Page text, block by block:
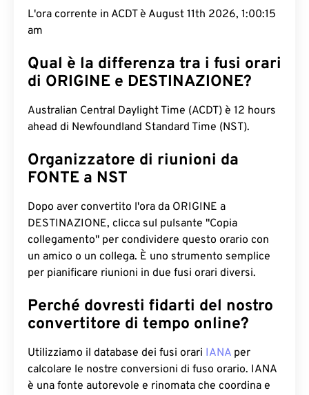
L'ora corrente in ACDT è August 11th 2026, 1:00:16
am
Qual è la differenza tra i fusi orari
di ORIGINE e DESTINAZIONE?
Australian Central Daylight Time (ACDT) è 12 hours
ahead di Newfoundland Standard Time (NST).
Organizzatore di riunioni da
FONTE a NST
Dopo aver convertito l'ora da ORIGINE a
DESTINAZIONE, clicca sul pulsante "Copia
collegamento" per condividere questo orario con
un amico o un collega. È uno strumento semplice
per pianificare riunioni in due fusi orari diversi.
Perché dovresti fidarti del nostro
convertitore di tempo online?
Utilizziamo il database dei fusi orari IANA per
calcolare le nostre conversioni di fuso orario. IANA
è una fonte autorevole e rinomata che coordina e